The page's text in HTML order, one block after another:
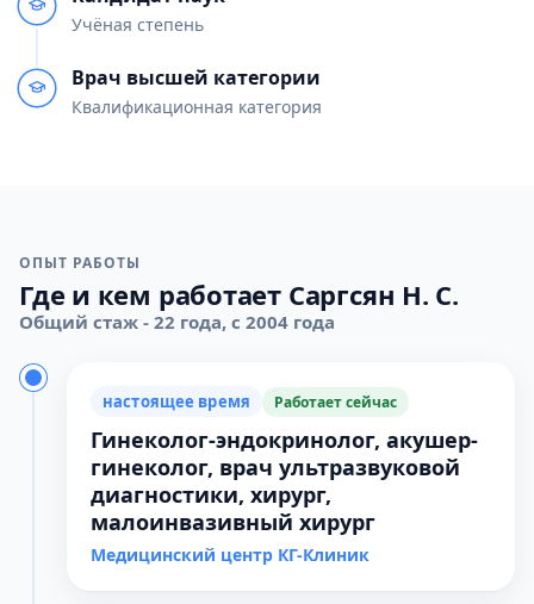
Учёная степень
Врач высшей категории
Квалификационная категория
ОПЫТ РАБОТЫ
Где и кем работает Саргсян Н. С.
Общий стаж - 22 года, с 2004 года
настоящее время Работает сейчас
Гинеколог-эндокринолог, акушер-
гинеколог, врач ультразвуковой
диагностики, хирург,
малоинвазивный хирург
Медицинский центр КГ-Клиник